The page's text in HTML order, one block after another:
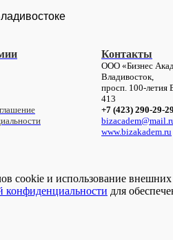
Контакты
ООО «Бизнес
Владивосток,
просп. 100-летия
413
+7 (423) 290-29-29
www.bizakadem.ru
сookie и использование
конфиденциальности для